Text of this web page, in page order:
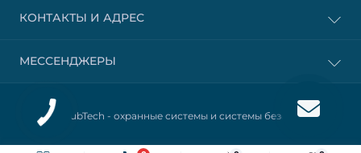
КОНТАКТЫ И АДРЕС
МЕССЕНДЖЕРЫ
© 2025 HubTech - охранные системы и системы безопасности